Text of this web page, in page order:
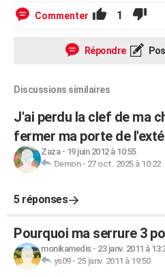
Commenter 1
Répondre
Discussions similaires
J'ai perdu la clef de ma
fermer ma porte de
Zaza- 19 juin 2012 à 10:55
Demon- 27 oct. 2025 à 10:22
5 réponses
Pourquoi ma serrure 3
monikamedis- 23 janv. 2011 à
ys09- 25 janv. 2011 à 19:50